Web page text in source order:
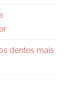
dentes mais